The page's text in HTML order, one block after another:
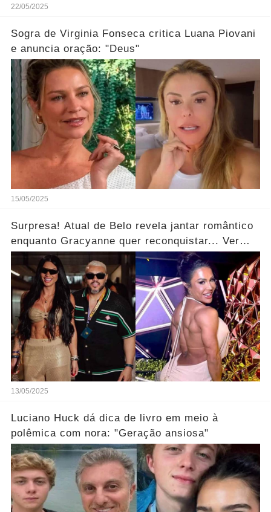
22/05/2025
Sogra de Virginia Fonseca critica Luana Piovani
e anuncia oração: "Deus"
15/05/2025
Surpresa! Atual de Belo revela jantar romântico
enquanto Gracyanne quer reconquistar... Ver
mais
13/05/2025
Luciano Huck dá dica de livro em meio à
polêmica com nora: "Geração ansiosa"